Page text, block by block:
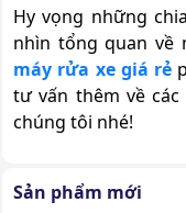
Hy vọng những
nhìn tổng quan về
máy rửa xe giá rẻ
tư vấn thêm về
chúng tôi nhé!
Sản phẩm mới